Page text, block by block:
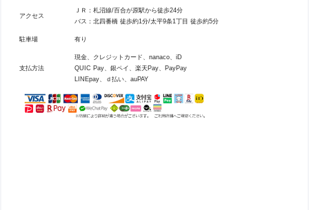
アクセス
ＪＲ：札沼線/百合が原駅から徒歩24分
バス：北四番橋 徒歩約1分/太平9条1丁目 徒歩約5分
駐車場 有り
支払方法
現金、クレジットカード、nanaco、iD
QUIC Pay、銀ペイ、楽天Pay、PayPay
LINEpay、ｄ払い、auPAY